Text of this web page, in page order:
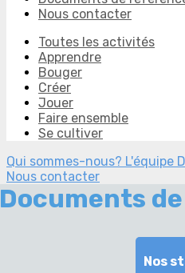
Nous contacter
Toutes les activités
Apprendre
Bouger
Créer
Jouer
Faire ensemble
Se cultiver
Qui sommes-nous? L'équipe
Nous contacter
Nos